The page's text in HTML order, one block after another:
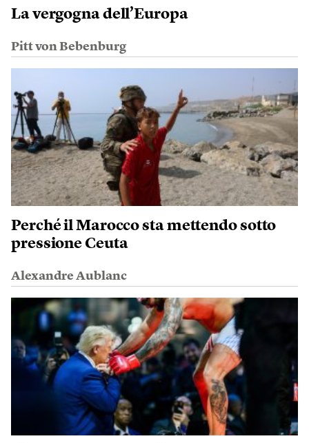
La vergogna dell’Europa
Pitt von Bebenburg
Perché il Marocco sta mettendo sotto
pressione Ceuta
Alexandre Aublanc